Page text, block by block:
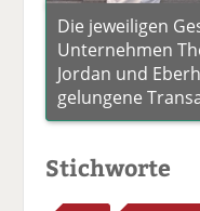
Die jeweiligen
Unternehmen
Jordan und
gelungene
Stichworte